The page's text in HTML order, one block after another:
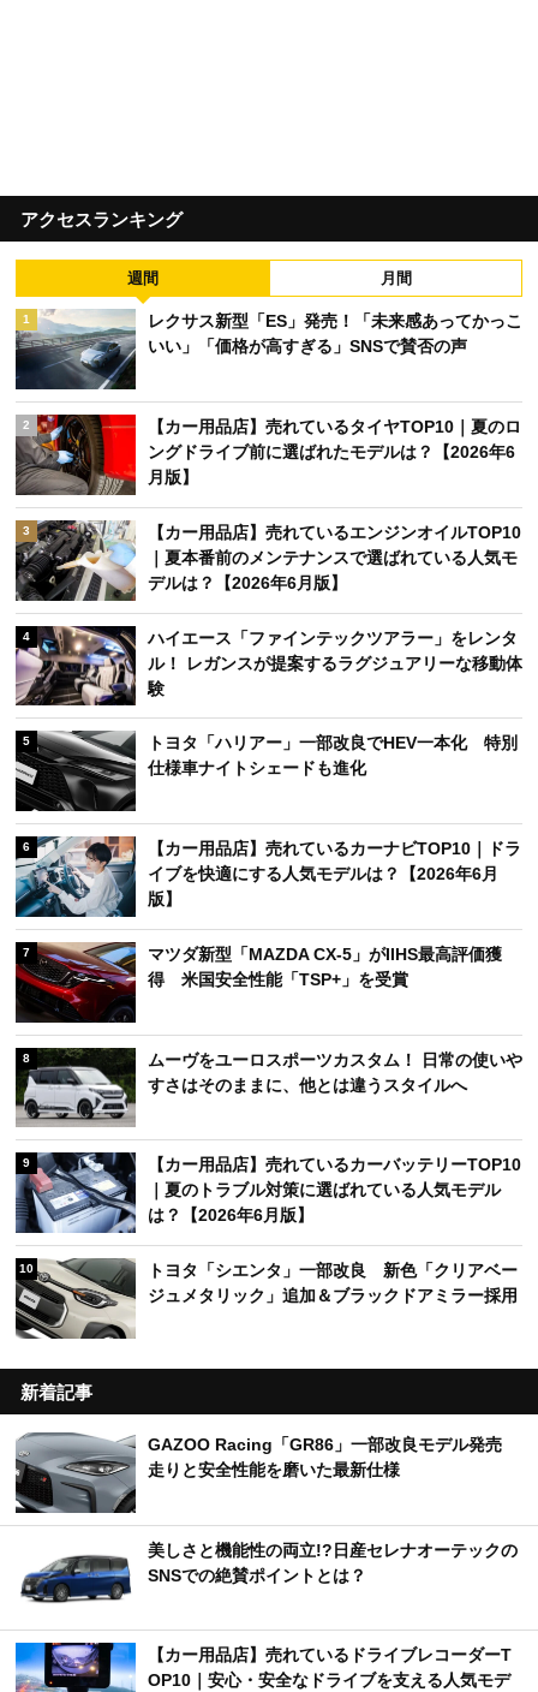
アクセスランキング
週間 月間
1
レクサス新型「ES」発売！「未来感あってかっこ
いい」「価格が高すぎる」SNSで賛否の声
2
【カー用品店】売れているタイヤTOP10｜夏のロ
ングドライブ前に選ばれたモデルは？【2026年6
月版】
3
【カー用品店】売れているエンジンオイルTOP10
｜夏本番前のメンテナンスで選ばれている人気モ
デルは？【2026年6月版】
4
ハイエース「ファインテックツアラー」をレンタ
ル！ レガンスが提案するラグジュアリーな移動体
験
5
トヨタ「ハリアー」一部改良でHEV一本化 特別
仕様車ナイトシェードも進化
6
【カー用品店】売れているカーナビTOP10｜ドラ
イブを快適にする人気モデルは？【2026年6月
版】
7
マツダ新型「MAZDA CX-5」がIIHS最高評価獲
得 米国安全性能「TSP+」を受賞
8
ムーヴをユーロスポーツカスタム！ 日常の使いや
すさはそのままに、他とは違うスタイルへ
9
【カー用品店】売れているカーバッテリーTOP10
｜夏のトラブル対策に選ばれている人気モデル
は？【2026年6月版】
10
トヨタ「シエンタ」一部改良 新色「クリアベー
ジュメタリック」追加＆ブラックドアミラー採用
新着記事
GAZOO Racing「GR86」一部改良モデル発売
走りと安全性能を磨いた最新仕様
美しさと機能性の両立!?日産セレナオーテックの
SNSでの絶賛ポイントとは？
【カー用品店】売れているドライブレコーダーT
OP10｜安心・安全なドライブを支える人気モデ